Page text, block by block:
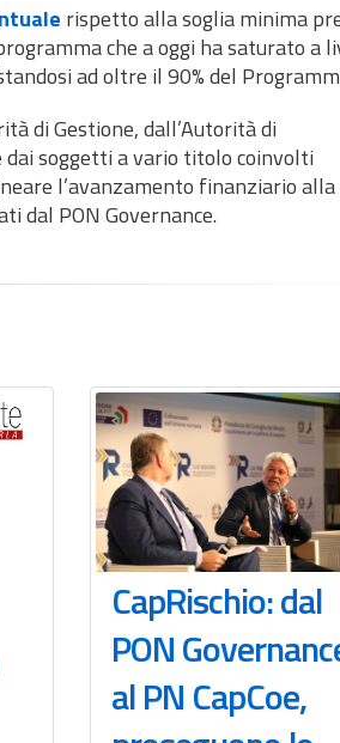
rispetto alla soglia minima
che a oggi ha saturato a
ad oltre il 90% del
di Gestione, dall’Autorità di
soggetti a vario titolo coinvolti
l’avanzamento finanziario
dal PON Governance.
CapRischio: dal
PON
al PN CapCoe,